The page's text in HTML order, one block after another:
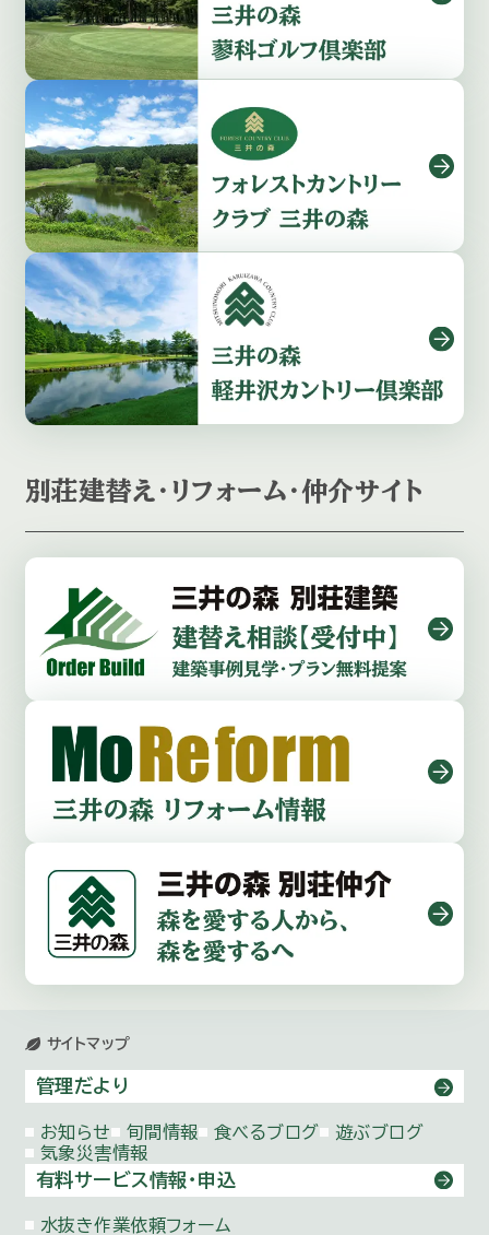
別荘建替え・リフォーム・仲介サイト
サイトマップ
管理だより
お知らせ 旬間情報 食べるブログ
遊ぶブログ
気象災害情報
有料サービス情報・申込
水抜き作業依頼フォーム